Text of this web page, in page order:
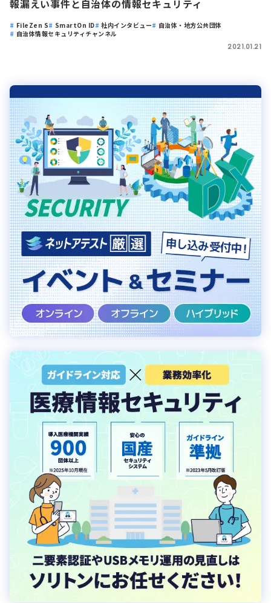
報漏えい事件と自治体の情報セキュリティ
FileZen S SmartOn ID 社内インタビュー
自治体・地方公共団体
自治体情報セキュリティチャンネル
2021.01.21